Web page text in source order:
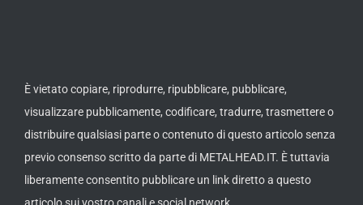
È vietato copiare, riprodurre, ripubblicare, pubblicare,
visualizzare pubblicamente, codificare, tradurre, trasmettere o
distribuire qualsiasi parte o contenuto di questo articolo senza
previo consenso scritto da parte di METALHEAD.IT. È tuttavia
liberamente consentito pubblicare un link diretto a questo
articolo sui vostro canali e social network.